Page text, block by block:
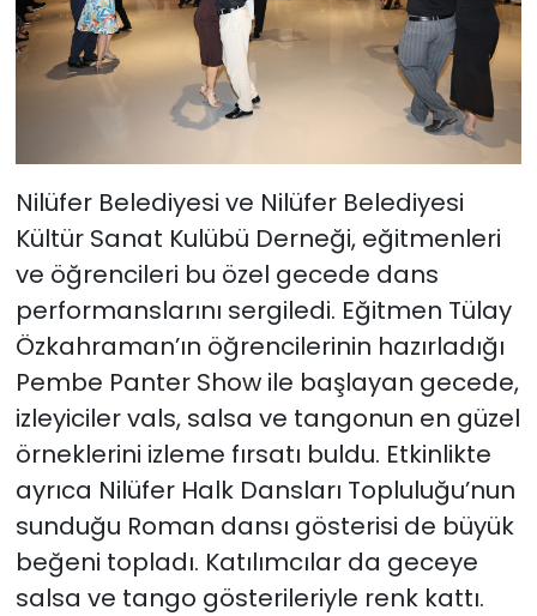
Nilüfer Belediyesi ve Nilüfer Belediyesi
Kültür Sanat Kulübü Derneği, eğitmenleri
ve öğrencileri bu özel gecede dans
performanslarını sergiledi. Eğitmen Tülay
Özkahraman’ın öğrencilerinin hazırladığı
Pembe Panter Show ile başlayan gecede,
izleyiciler vals, salsa ve tangonun en güzel
örneklerini izleme fırsatı buldu. Etkinlikte
ayrıca Nilüfer Halk Dansları Topluluğu’nun
sunduğu Roman dansı gösterisi de büyük
beğeni topladı. Katılımcılar da geceye
salsa ve tango gösterileriyle renk kattı.